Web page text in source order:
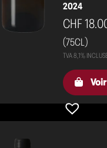
2024
CHF
(75CL)